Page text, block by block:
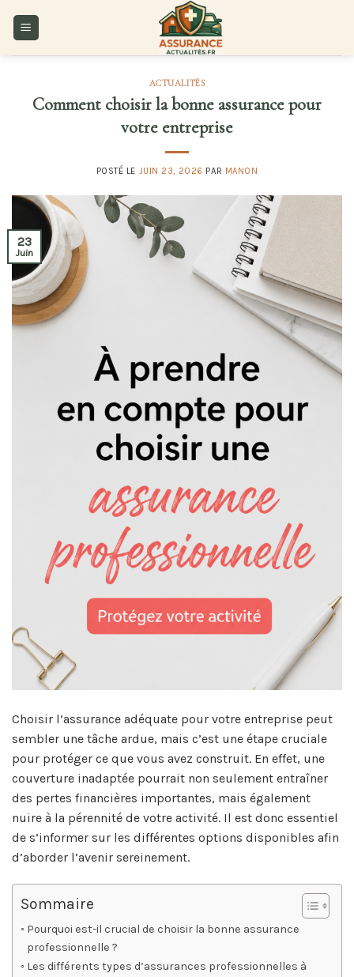
ACTUALITÉS
Comment choisir la bonne assurance pour
votre entreprise
POSTÉ LE JUIN 23, 2026 PAR MANON
23
Juin
Choisir l’assurance adéquate pour votre entreprise peut
sembler une tâche ardue, mais c’est une étape cruciale
pour protéger ce que vous avez construit. En effet, une
couverture inadaptée pourrait non seulement entraîner
des pertes financières importantes, mais également
nuire à la pérennité de votre activité. Il est donc essentiel
de s’informer sur les différentes options disponibles afin
d’aborder l’avenir sereinement.
Sommaire
Pourquoi est-il crucial de choisir la bonne assurance
professionnelle ?
Les différents types d’assurances professionnelles à